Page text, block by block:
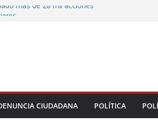
más de 28 mil acciones
CIUDADANA POLÍTICA